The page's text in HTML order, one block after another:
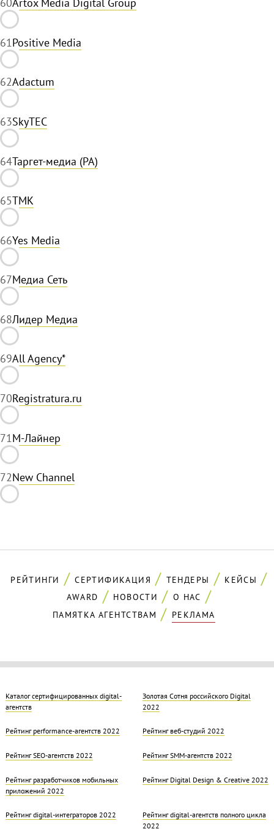
60Artox Media Digital Group
61Positive Media
62Adactum
63SkyTEC
64Таргет-медиа (РА)
65ТМК
66Yes Media
67Медиа Сеть
68Лидер Медиа
69All Agency*
70Registratura.ru
71М-Лайнер
72New Channel
РЕЙТИНГИ СЕРТИФИКАЦИЯ ТЕНДЕРЫ
КЕЙСЫ
AWARD
НОВОСТИ
О НАС
ПАМЯТКА АГЕНТСТВАМ
РЕКЛАМА
Каталог сертифицированных digital-
агентств
Золотая Cотня российского Digital
2022
Рейтинг performance-агентств 2022 Рейтинг веб-студий 2022
Рейтинг SEO-агентств 2022 Рейтинг SMM-агентств 2022
Рейтинг разработчиков мобильных
приложений 2022
Рейтинг Digital Design & Creative 2022
Рейтинг digital-интеграторов 2022
Рейтинг digital-агентств полного цикла
2022